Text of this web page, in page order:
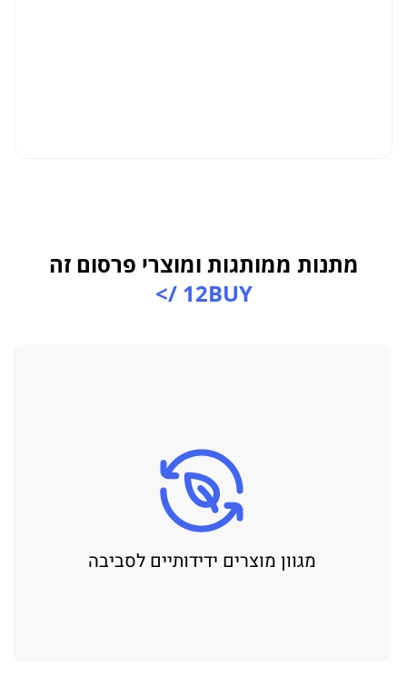
מתנות ממותגות ומוצרי פרסום זה
12BUY />
מגוון מוצרים ידידותיים לסביבה